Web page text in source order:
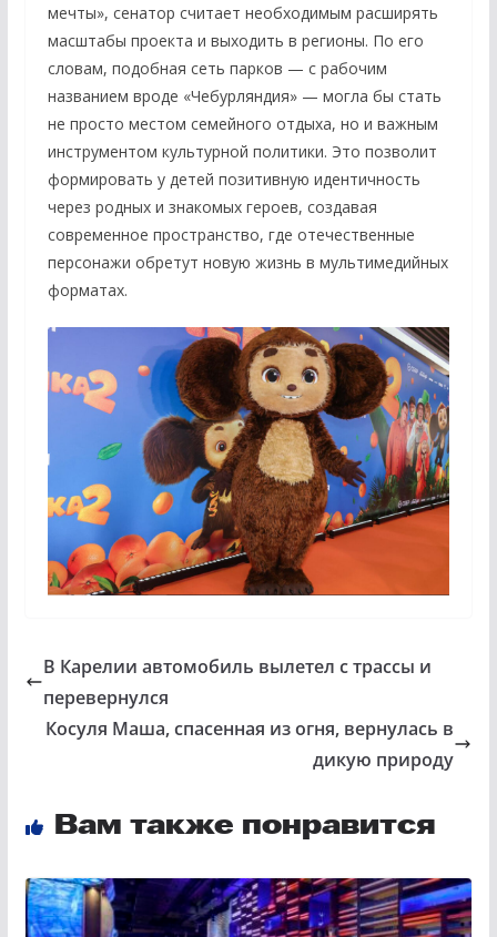
мечты», сенатор считает необходимым расширять
масштабы проекта и выходить в регионы. По его
словам, подобная сеть парков — с рабочим
названием вроде «Чебурляндия» — могла бы стать
не просто местом семейного отдыха, но и важным
инструментом культурной политики. Это позволит
формировать у детей позитивную идентичность
через родных и знакомых героев, создавая
современное пространство, где отечественные
персонажи обретут новую жизнь в мультимедийных
форматах.
В Карелии автомобиль вылетел с трассы и
перевернулся
Косуля Маша, спасенная из огня, вернулась в
дикую природу
Вам также понравится